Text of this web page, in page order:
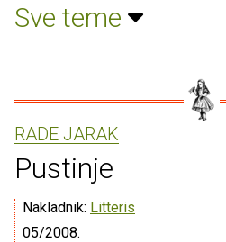
Sve teme
RADE JARAK
Pustinje
Nakladnik: Litteris
05/2008.